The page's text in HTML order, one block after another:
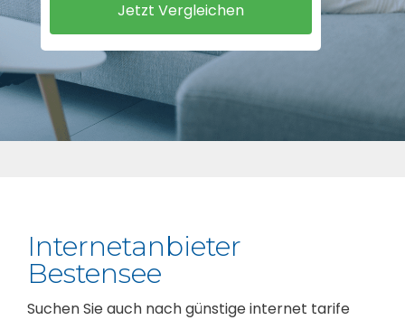
Internetanbieter
Bestensee
Suchen Sie auch nach günstige internet tarife